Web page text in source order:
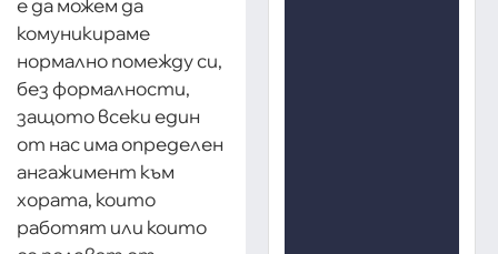
е да можем да
комуникираме
нормално помежду си,
без формалности,
защото всеки един
от нас има определен
ангажимент към
хората, които
работят или които